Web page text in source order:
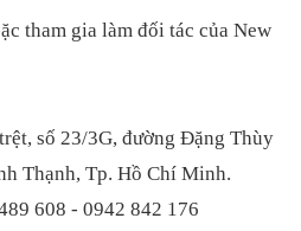
tham gia làm đối tác của New
số 23/3G, đường Đặng Thùy
Thạnh, Tp. Hồ Chí Minh.
608 - 0942 842 176